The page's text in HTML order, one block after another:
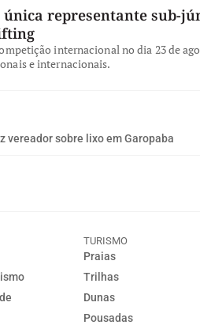
única representante sub-
internacional no dia 23 de
e internacionais.
vereador sobre lixo em Garopaba
TURISMO
Praias
Trilhas
Dunas
Pousadas